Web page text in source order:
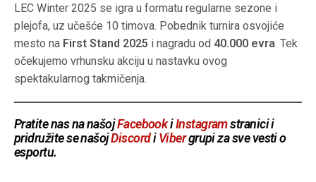
LEC Winter 2025 se igra u formatu regularne sezone i
plejofa, uz učešće 10 timova. Pobednik turnira osvojiće
mesto na First Stand 2025 i nagradu od 40.000 evra. Tek
očekujemo vrhunsku akciju u nastavku ovog
spektakularnog takmičenja.
Pratite nas na našojFacebookiInstagramstranici i
pridružite se našojDiscordiVibergrupi za sve vesti o
esportu.